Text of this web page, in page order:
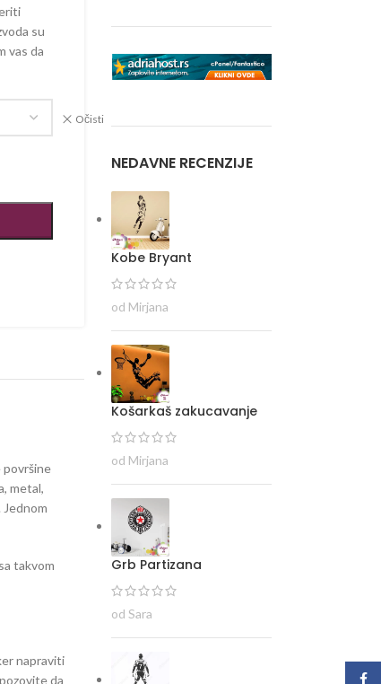
su
vas da
Očisti
površine
metal,
Jednom
takvom
napraviti
da
NEDAVNE RECENZIJE
Kobe Bryant
od Mirjana
Košarkaš zakucavanje
od Mirjana
Grb Partizana
od Sara